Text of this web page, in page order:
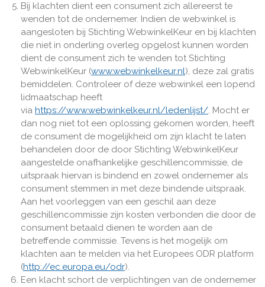
Bij klachten dient een consument zich allereerst te
wenden tot de ondernemer. Indien de webwinkel is
aangesloten bij Stichting WebwinkelKeur en bij klachten
die niet in onderling overleg opgelost kunnen worden
dient de consument zich te wenden tot Stichting
WebwinkelKeur (www.webwinkelkeur.nl), deze zal gratis
bemiddelen. Controleer of deze webwinkel een lopend
lidmaatschap heeft
via https://www.webwinkelkeur.nl/ledenlijst/. Mocht er
dan nog niet tot een oplossing gekomen worden, heeft
de consument de mogelijkheid om zijn klacht te laten
behandelen door de door Stichting WebwinkelKeur
aangestelde onafhankelijke geschillencommissie, de
uitspraak hiervan is bindend en zowel ondernemer als
consument stemmen in met deze bindende uitspraak.
Aan het voorleggen van een geschil aan deze
geschillencommissie zijn kosten verbonden die door de
consument betaald dienen te worden aan de
betreffende commissie. Tevens is het mogelijk om
klachten aan te melden via het Europees ODR platform
(http://ec.europa.eu/odr).
Een klacht schort de verplichtingen van de ondernemer